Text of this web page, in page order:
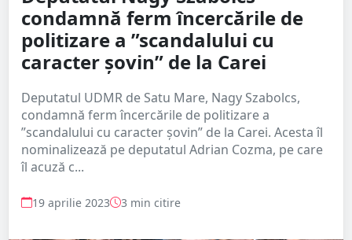
condamnă ferm încercările de
politizare a ”scandalului cu
caracter șovin” de la Carei
Deputatul UDMR de Satu Mare, Nagy Szabolcs,
condamnă ferm încercările de politizare a
”scandalului cu caracter șovin” de la Carei. Acesta îl
nominalizează pe deputatul Adrian Cozma, pe care
îl acuză c...
19 aprilie 2023 3 min citire